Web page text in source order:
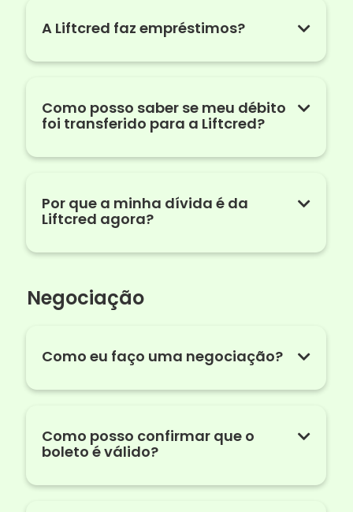
A Liftcred faz empréstimos?
Como posso saber se meu débito
foi transferido para a Liftcred?
Por que a minha dívida é da
Liftcred agora?
Negociação
Como eu faço uma negociação?
Como posso confirmar que o
boleto é válido?